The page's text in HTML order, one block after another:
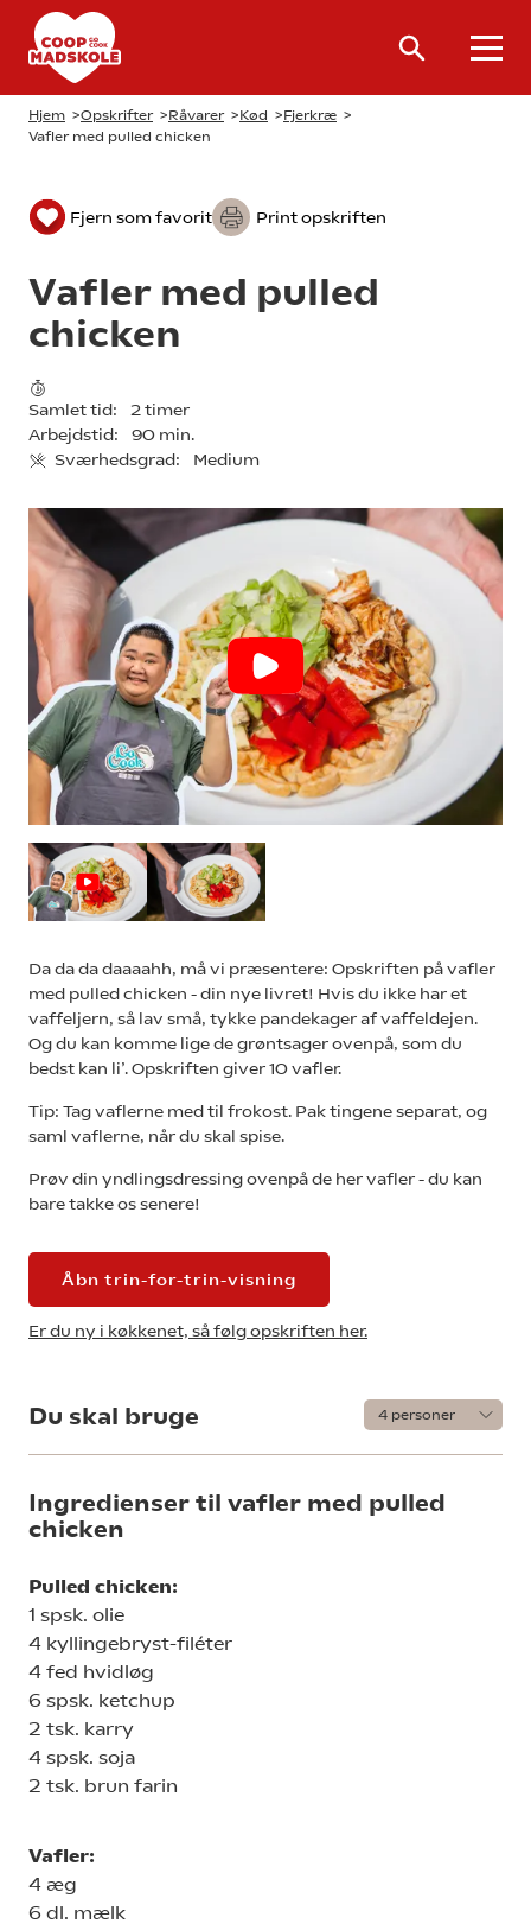
Hjem >Opskrifter >Råvarer >Kød >Fjerkræ >
Vafler med pulled chicken
Fjern som favorit Print opskriften
Vafler med pulled
chicken
Samlet tid:
2 timer
Arbejdstid:
90 min.
Sværhedsgrad:
Medium
Da da da daaaahh, må vi præsentere: Opskriften på vafler
med pulled chicken - din nye livret! Hvis du ikke har et
vaffeljern, så lav små, tykke pandekager af vaffeldejen.
Og du kan komme lige de grøntsager ovenpå, som du
bedst kan li’. Opskriften giver 10 vafler.
Tip: Tag vaflerne med til frokost. Pak tingene separat, og
saml vaflerne, når du skal spise.
Prøv din yndlingsdressing ovenpå de her vafler - du kan
bare takke os senere!
Åbn trin-for-trin-visning
Er du ny i køkkenet, så følg opskriften her.
Du skal bruge
Ingredienser til vafler med pulled
chicken
Pulled chicken:
1 spsk. olie
4 kyllingebryst-filéter
4 fed hvidløg
6 spsk. ketchup
2 tsk. karry
4 spsk. soja
2 tsk. brun farin
Vafler:
4 æg
6 dl. mælk